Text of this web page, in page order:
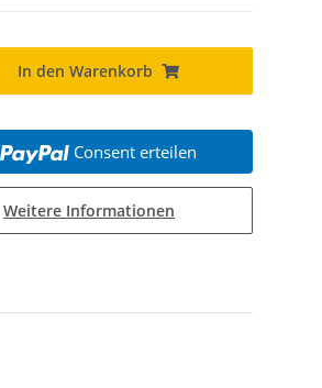
In den Warenkorb
Consent erteilen
Weitere Informationen